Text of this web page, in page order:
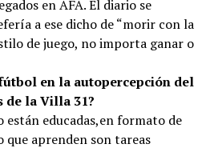
en AFA. El diario se
a ese dicho de “morir con la
de juego, no importa ganar o
en la autopercepción del
de la Villa 31?
están educadas,en formato de
aprenden son tareas